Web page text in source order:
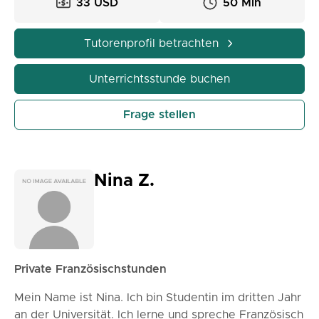
daran, endlich diese geheimnisvollen französischen
33 USD 50 Min
Tutorenprofil betrachten
Unterrichtsstunde buchen
Frage stellen
Nina Z.
Private Französischstunden
Mein Name ist Nina. Ich bin Studentin im dritten Jahr
an der Universität. Ich lerne und spreche Französisch